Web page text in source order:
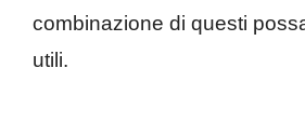
combinazione di questi
utili.